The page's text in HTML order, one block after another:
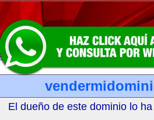
El dueño de este dominio lo